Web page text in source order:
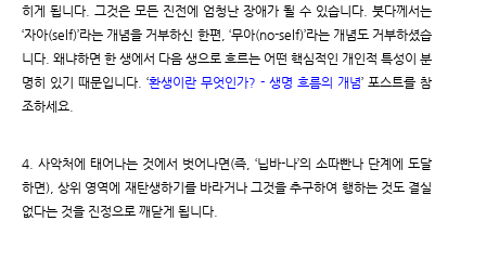
히게 됩니다. 그것은 모든 진전에 엄청난 장애가 될 수 있습니다. 붓다께서는
‘자아(self)’라는 개념을 거부하신 한편, ‘무아(no-self)’라는 개념도 거부하셨습
니다. 왜냐하면 한 생에서 다음 생으로 흐르는 어떤 핵심적인 개인적 특성이 분
명히 있기 때문입니다. ‘환생이란 무엇인가? - 생명 흐름의 개념’ 포스트를 참
조하세요.
4. 사악처에 태어나는 것에서 벗어나면(즉, ‘닙바-나’의 소따빤나 단계에 도달
하면), 상위 영역에 재탄생하기를 바라거나 그것을 추구하여 행하는 것도 결실
없다는 것을 진정으로 깨닫게 됩니다.